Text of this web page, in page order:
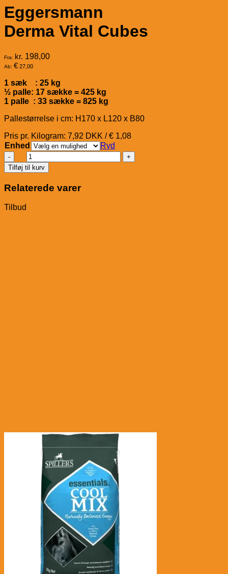
Eggersmann
Derma Vital Cubes
Fra: kr. 198,00
Ab: € 27,00
1 sæk : 25 kg
½ palle: 17 sække = 425 kg
1 palle : 33 sække = 825 kg
Pallestørrelse i cm: H170 x L120 x B80
Pris pr. Kilogram: 7,92 DKK / € 1,08
Enhed
Ryd
Eggersmann
Derma
Vital
Cubes
antal
Tilføj til kurv
Relaterede varer
Tilbud